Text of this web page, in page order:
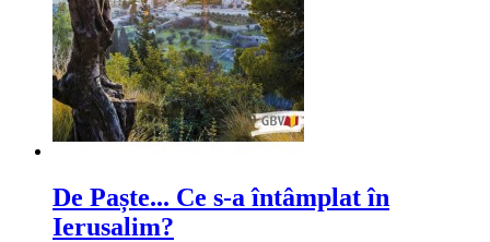
De Paște... Ce s-a întâmplat în
Ierusalim?